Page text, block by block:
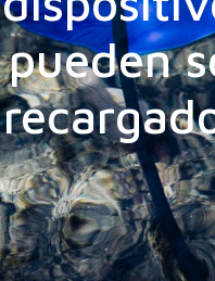
pueden